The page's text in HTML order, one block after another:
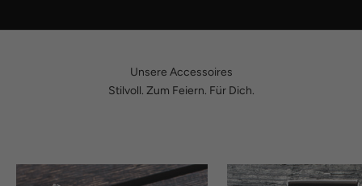
Unsere Accessoires
Stilvoll. Zum Feiern. Für Dich.